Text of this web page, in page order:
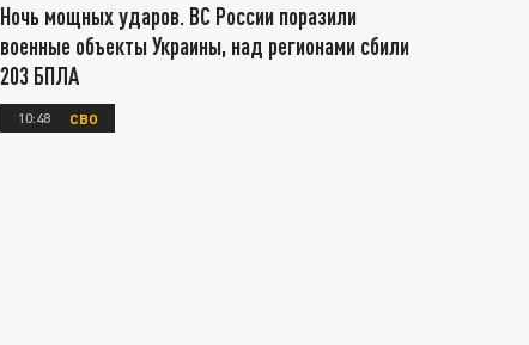
Ночь мощных ударов. ВС России поразили
военные объекты Украины, над регионами сбили
203 БПЛА
10:48 СВО